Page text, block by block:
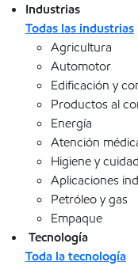
Industrias
Todas las industrias
Agricultura
Automotor
Edificación y
Productos al
Energía
Atención
Higiene y
Aplicaciones
Petróleo y gas
Empaque
Tecnología
Toda la tecnología